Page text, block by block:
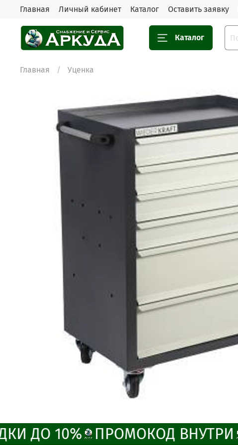
Главная Личный кабинет Каталог Оставить заявку
Каталог
Главная Уценка
ДО 10% ПРОМОКОД ВНУТРИ